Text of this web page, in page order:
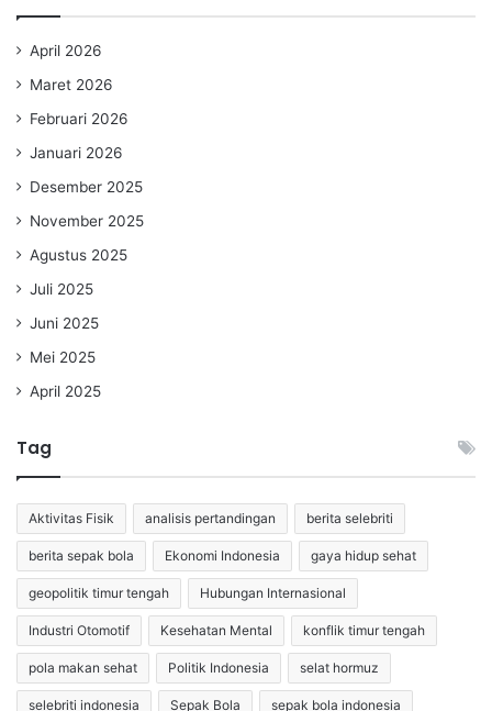
April 2026
Maret 2026
Februari 2026
Januari 2026
Desember 2025
November 2025
Agustus 2025
Juli 2025
Juni 2025
Mei 2025
April 2025
Tag
Aktivitas Fisik analisis pertandingan berita selebriti
berita sepak bola Ekonomi Indonesia gaya hidup sehat
geopolitik timur tengah Hubungan Internasional
Industri Otomotif Kesehatan Mental konflik timur tengah
pola makan sehat Politik Indonesia selat hormuz
selebriti indonesia Sepak Bola sepak bola indonesia